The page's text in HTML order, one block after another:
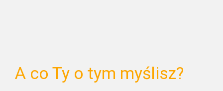
A co Ty o tym myślisz?